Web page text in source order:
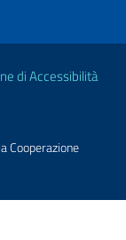
di Accessibilità
Cooperazione